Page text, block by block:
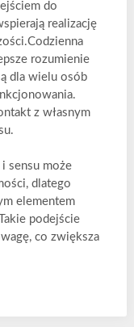
do
realizację
rozumienie
dla wielu osób
z własnym
sensu może
dlatego
elementem
podejście
co zwiększa